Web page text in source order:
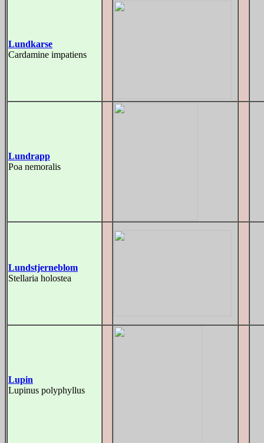
Lundkarse
Cardamine impatiens
Lundrapp
Poa nemoralis
Lundstjerneblom
Stellaria holostea
Lupin
Lupinus polyphyllus